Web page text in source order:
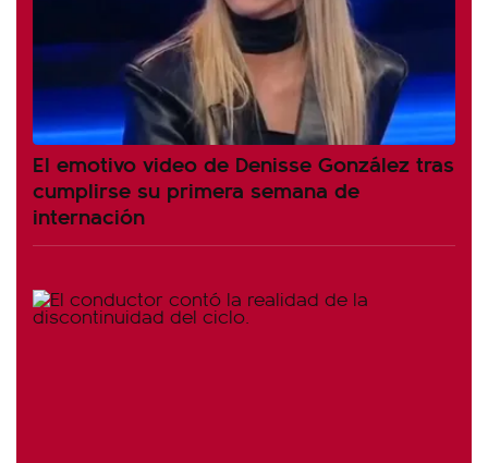
El emotivo video de Denisse González tras
cumplirse su primera semana de
internación